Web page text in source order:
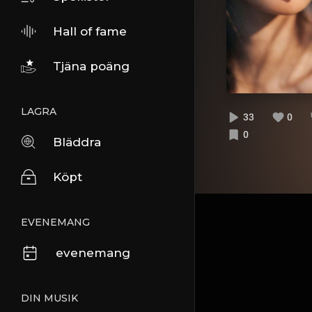
Hall of fame
Tjäna poäng
LAGRA
Bläddra
Köpt
EVENEMANG
evenemang
DIN MUSIK
33
0
0